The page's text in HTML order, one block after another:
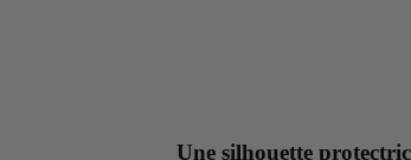
Une silhouette